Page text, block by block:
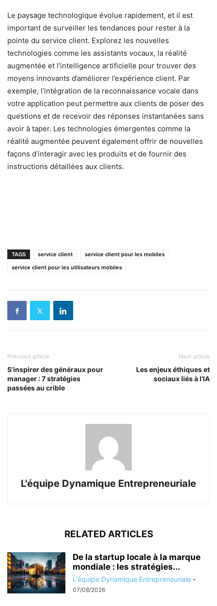
Le paysage technologique évolue rapidement, et il est
important de surveiller les tendances pour rester à la
pointe du service client. Explorez les nouvelles
technologies comme les assistants vocaux, la réalité
augmentée et l’intelligence artificielle pour trouver des
moyens innovants d’améliorer l’expérience client. Par
exemple, l’intégration de la reconnaissance vocale dans
votre application peut permettre aux clients de poser des
questions et de recevoir des réponses instantanées sans
avoir à taper. Les technologies émergentes comme la
réalité augmentée peuvent également offrir de nouvelles
façons d’interagir avec les produits et de fournir des
instructions détaillées aux clients.
TAGS service client
service client pour les mobiles
service client pour les utilisateurs mobiles
Previous article
S’inspirer des généraux pour
manager : 7 stratégies
passées au crible
Next article
Les enjeux éthiques et
sociaux liés à l’IA
L'équipe Dynamique Entrepreneuriale
RELATED ARTICLES
De la startup locale à la marque
mondiale : les stratégies...
L'équipe Dynamique Entrepreneuriale -
07/08/2026